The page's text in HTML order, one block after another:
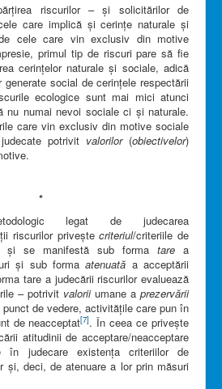
riscurilor – și solicitărilor de
care implică și cerințe naturale și
cele care vin exclusiv din motive
primul tip de riscuri pare să fie
cerințelor naturale și sociale, adică
generate social de cerințele respectării
ecologice sunt mai mici atunci
nu numai nevoi sociale ci și naturale.
care vin exclusiv din motive sociale
potrivit valorilor(obiectivelor)
*
legat de judecarea
riscurilor priveștecriteriul/criteriile de
și se manifestă sub forma tare a
și sub formaatenuată a acceptării
tare a judecării riscurilor evaluează
– potrivit valoriiumane a prezervării
de vedere, activitățile care pun în
de neacceptat[7]. În ceea ce privește
atitudinii de acceptare/neacceptare
în judecare existența criteriilor de
și, deci, de atenuare a lor prin măsuri